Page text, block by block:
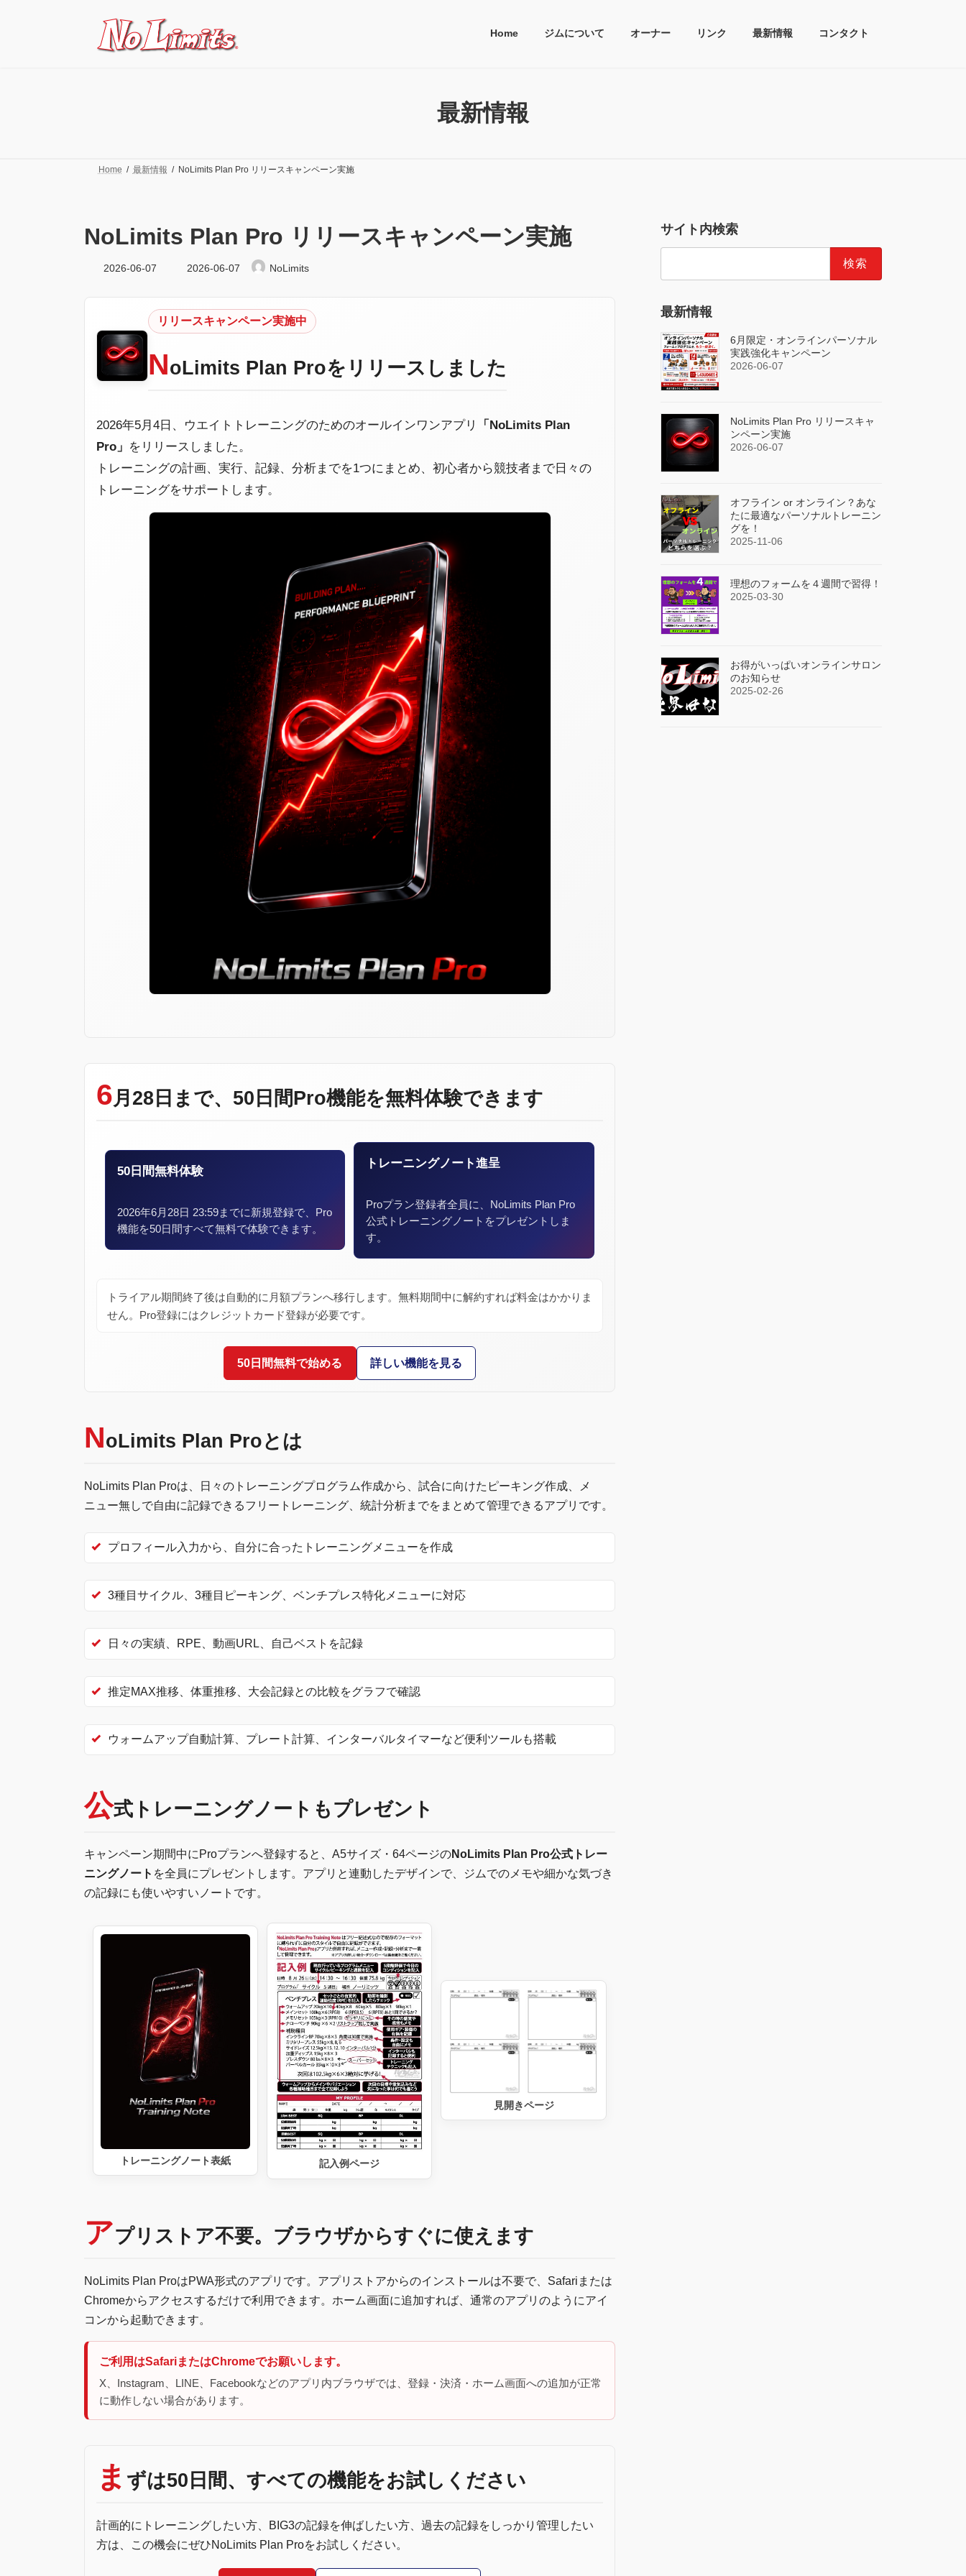
Home ジムについて オーナー リンク 最新情報 コンタクト
最新情報
Home 最新情報 NoLimits Plan Pro リリースキャンペーン実施
NoLimits Plan Pro リリースキャンペーン実施
2026-06-07
最
終
新
日
時
2026-06-07 NoLimits
リリースキャンペーン実施中
NoLimits Plan Proをリリースしました
2026年5月4日、ウエイトトレーニングのためのオールインワンアプリ
「NoLimits Plan
Pro」 をリリースしました。
トレーニングの計画、実行、記録、分析までを1つにまとめ、初心者から競技者まで日々の
トレーニングをサポートします。
6月28日まで、50日間Pro機能を無料体験できます
50日間無料体験
2026年6月28日 23:59までに新規登録で、Pro
機能を50日間すべて無料で体験できます。
トレーニングノート進呈
Proプラン登録者全員に、NoLimits Plan Pro
公式トレーニングノートをプレゼントしま
す。
トライアル期間終了後は自動的に月額プランへ移行します。無料期間中に解約すれば料金はかかりま
せん。Pro登録にはクレジットカード登録が必要です。
50日間無料で始める 詳しい機能を見る
NoLimits Plan Proとは
NoLimits Plan Proは、日々のトレーニングプログラム作成から、試合に向けたピーキング作成、メ
ニュー無しで自由に記録できるフリートレーニング、統計分析までをまとめて管理できるアプリです。
プロフィール入力から、自分に合ったトレーニングメニューを作成
3種目サイクル、3種目ピーキング、ベンチプレス特化メニューに対応
日々の実績、RPE、動画URL、自己ベストを記録
推定MAX推移、体重推移、大会記録との比較をグラフで確認
ウォームアップ自動計算、プレート計算、インターバルタイマーなど便利ツールも搭載
公式トレーニングノートもプレゼント
キャンペーン期間中にProプランへ登録すると、A5サイズ・64ページのNoLimits Plan Pro公式トレー
ニングノート を全員にプレゼントします。アプリと連動したデザインで、ジムでのメモや細かな気づき
の記録にも使いやすいノートです。
トレーニングノート表紙 記入例ページ
見開きページ
アプリストア不要。ブラウザからすぐに使えます
NoLimits Plan ProはPWA形式のアプリです。アプリストアからのインストールは不要で、Safariまたは
Chromeからアクセスするだけで利用できます。ホーム画面に追加すれば、通常のアプリのようにアイ
コンから起動できます。
ご利用はSafariまたはChromeでお願いします。
X、Instagram、LINE、Facebookなどのアプリ内ブラウザでは、登録・決済・ホーム画面への追加が正常
に動作しない場合があります。
ま ずは50日間、すべての機能をお試しください
計画的にトレーニングしたい方、BIG3の記録を伸ばしたい方、過去の記録をしっかり管理したい
方は、この機会にぜひNoLimits Plan Proをお試しください。
サイト内検索
最新情報
6月限定・オンラインパーソナル
実践強化キャンペーン
2026-06-07
NoLimits Plan Pro リリースキャ
ンペーン実施
2026-06-07
オフライン or オンライン？あな
たに最適なパーソナルトレーニン
グを！
2025-11-06
理想のフォームを４週間で習得！
2025-03-30
お得がいっぱいオンラインサロン
のお知らせ
2025-02-26